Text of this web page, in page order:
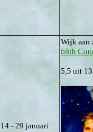
14 - 29 januari
Wijk aan
68th
5,5 uit